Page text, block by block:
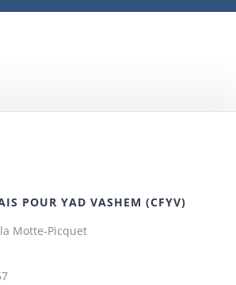
POUR YAD VASHEM (CFYV)
Motte-Picquet